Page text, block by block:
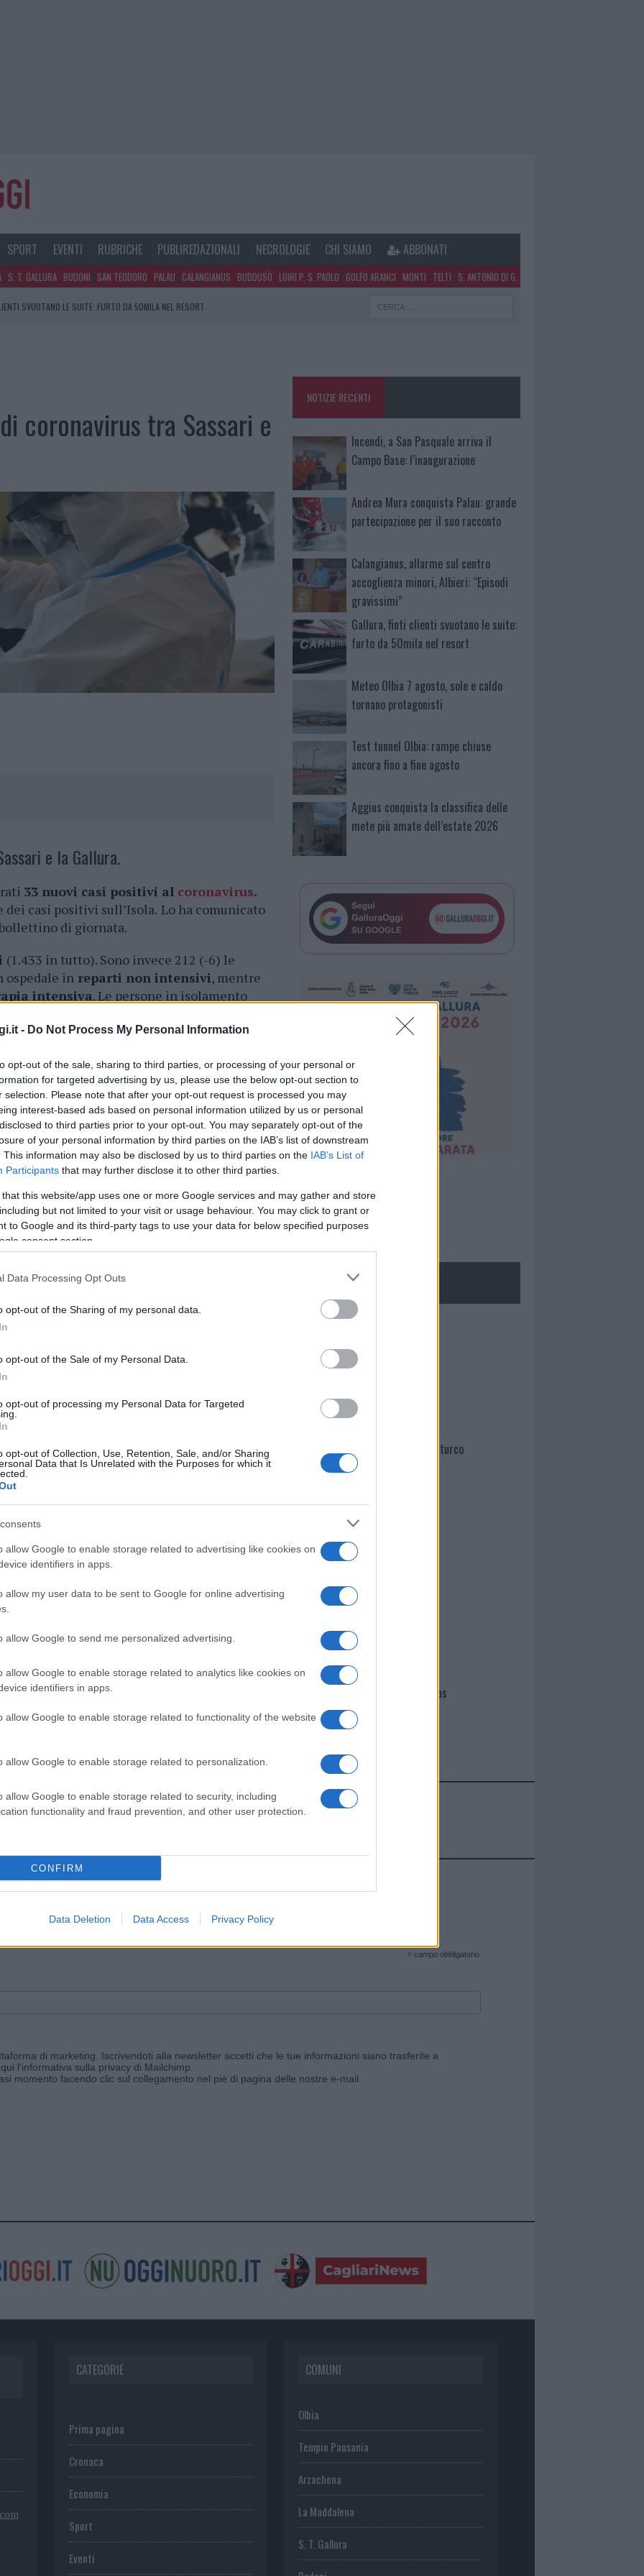
- Do Not Process My Personal Information
opt-out of the sale, sharing to third parties, or processing of your personal or
for targeted advertising by us, please use the below opt-out section to
selection. Please note that after your opt-out request is processed you may
interest-based ads based on personal information utilized by us or personal
to third parties prior to your opt-out. You may separately opt-out of the
of your personal information by third parties on the IAB’s list of downstream
This information may also be disclosed by us to third parties on the IAB’s List of
Participants that may further disclose it to other third parties.
that this website/app uses one or more Google services and may gather and store
but not limited to your visit or usage behaviour. You may click to grant or
to Google and its third-party tags to use your data for below specified purposes
consent section.
Data Processing Opt Outs
opt-out of the Sharing of my personal data.
opt-out of the Sale of my Personal Data.
opt-out of processing my Personal Data for Targeted
opt-out of Collection, Use, Retention, Sale, and/or Sharing
Data that Is Unrelated with the Purposes for which it
allow Google to enable storage related to advertising like cookies on
identifiers in apps.
allow my user data to be sent to Google for online advertising
allow Google to send me personalized advertising.
allow Google to enable storage related to analytics like cookies on
identifiers in apps.
allow Google to enable storage related to functionality of the website
allow Google to enable storage related to personalization.
allow Google to enable storage related to security, including
functionality and fraud prevention, and other user protection.
CONFIRM
Data Deletion Data Access Privacy Policy
SPORT EVENTI RUBRICHE PUBLIREDAZIONALI NECROLOGIE CHI SIAMO ABBONATI
S. T. GALLURA BUDONI SAN TEODORO PALAU CALANGIANUS BUDDUSÒ LOIRI P. S. PAOLO GOLFO ARANCI MONTI TELTI S. ANTONIO DI G.
SVUOTANO LE SUITE: FURTO DA 50MILA NEL RESORT
coronavirus tra Sassari e
e la Gallura.
33 nuovi casi positivi al coronavirus.
casi positivi sull’Isola. Lo ha comunicato
di giornata.
(1.433 in tutto). Sono invece 212 (-6) le
ospedale in reparti non intensivi, mentre
intensiva. Le persone in isolamento
clinicamente nell’Isola sono attualmente
complessivamente accertati, 14.662 (+16)
di Cagliari, 8.529 (+2) nel Sud
(+3) a Nuoro,17.043 (+1) a Sassari.
cliccandoqui
nella sezioneLogin
Prossimo articolo
NOTIZIE RECENTI
Incendi, a San Pasquale arriva il
Campo Base: l’inaugurazione
Andrea Mura conquista Palau: grande
partecipazione per il suo racconto
Calangianus, allarme sul centro
accoglienza minori, Albieri: “Episodi
gravissimi”
Gallura, finti clienti svuotano le suite:
furto da 50mila nel resort
Meteo Olbia 7 agosto, sole e caldo
tornano protagonisti
Test tunnel Olbia: rampe chiuse
ancora fino a fine agosto
Aggius conquista la classifica delle
mete più amate dell’estate 2026
NECROLOGIE
Martina Agostina Diturco
I nostri cari
I nostri cari
Giovannimaria Cabras
Invia un Comunicato Stampa|Pubblicità|Segnala
e ricevi le nostre email periodiche contenenti le ultime notizie pubblicate sul sito web!
* campo obbligatorio
di marketing. Iscrivendoti alla newsletter accetti che le tue informazioni siano trasferite a
l'informativa sulla privacy di Mailchimp
momento facendo clic sul collegamento nel piè di pagina delle nostre e-mail.
CATEGORIE
Prima pagina
Cronaca
Economia
Sport
Eventi
COMUNI
Olbia
Tempio Pausania
Arzachena
La Maddalena
S. T. Gallura